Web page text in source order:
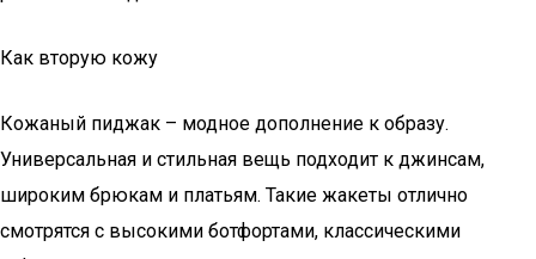
Как вторую кожу
Кожаный пиджак – модное дополнение к образу.
Универсальная и стильная вещь подходит к джинсам,
широким брюкам и платьям. Такие жакеты отлично
смотрятся с высокими ботфортами, классическими